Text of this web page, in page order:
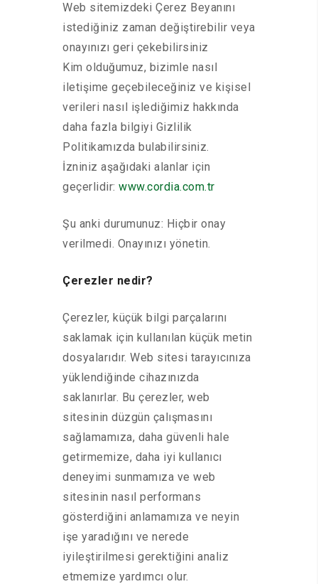
Web sitemizdeki Çerez Beyanını
istediğiniz zaman değiştirebilir veya
onayınızı geri çekebilirsiniz
Kim olduğumuz, bizimle nasıl
iletişime geçebileceğiniz ve kişisel
verileri nasıl işlediğimiz hakkında
daha fazla bilgiyi Gizlilik
Politikamızda bulabilirsiniz.
İzniniz aşağıdaki alanlar için
geçerlidir: www.cordia.com.tr
Şu anki durumunuz: Hiçbir onay
verilmedi. Onayınızı yönetin.
Çerezler nedir?
Çerezler, küçük bilgi parçalarını
saklamak için kullanılan küçük metin
dosyalarıdır. Web sitesi tarayıcınıza
yüklendiğinde cihazınızda
saklanırlar. Bu çerezler, web
sitesinin düzgün çalışmasını
sağlamamıza, daha güvenli hale
getirmemize, daha iyi kullanıcı
deneyimi sunmamıza ve web
sitesinin nasıl performans
gösterdiğini anlamamıza ve neyin
işe yaradığını ve nerede
iyileştirilmesi gerektiğini analiz
etmemize yardımcı olur.